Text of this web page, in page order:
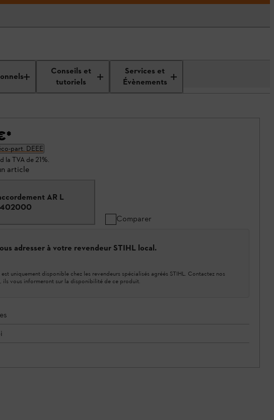
Conseils et
tutoriels
Services et
Évènements
*
part. DEEE
la TVA de 21%.
article
AR L
Comparer
adresser à votre revendeur STIHL local.
uniquement disponible chez les revendeurs spécialisés agréés STIHL. Contactez nos
ils vous informeront sur la disponibilité de ce produit.